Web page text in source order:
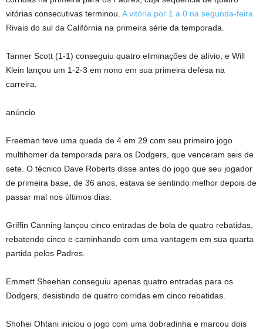
vitórias consecutivas terminou. A vitória por 1 a 0 na segunda-feira
Rivais do sul da Califórnia na primeira série da temporada.
Tanner Scott (1-1) conseguiu quatro eliminações de alívio, e Will
Klein lançou um 1-2-3 em nono em sua primeira defesa na
carreira.
anúncio
Freeman teve uma queda de 4 em 29 com seu primeiro jogo
multihomer da temporada para os Dodgers, que venceram seis de
sete. O técnico Dave Roberts disse antes do jogo que seu jogador
de primeira base, de 36 anos, estava se sentindo melhor depois de
passar mal nos últimos dias.
Griffin Canning lançou cinco entradas de bola de quatro rebatidas,
rebatendo cinco e caminhando com uma vantagem em sua quarta
partida pelos Padres.
Emmett Sheehan conseguiu apenas quatro entradas para os
Dodgers, desistindo de quatro corridas em cinco rebatidas.
Shohei Ohtani iniciou o jogo com uma dobradinha e marcou dois